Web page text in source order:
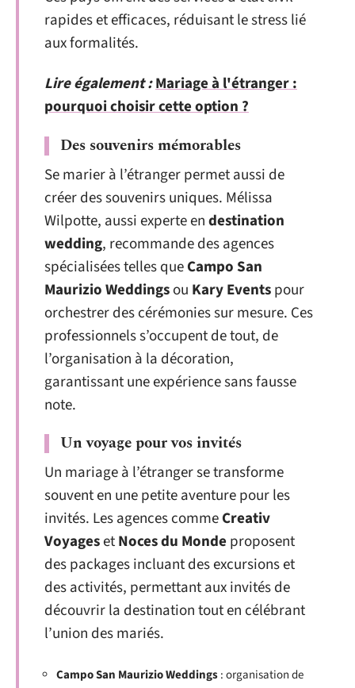
rapides et efficaces, réduisant le stress lié
aux formalités.
Lire également :Mariage à l'étranger :
pourquoi choisir cette option ?
Des souvenirs mémorables
Se marier à l’étranger permet aussi de
créer des souvenirs uniques. Mélissa
Wilpotte, aussi experte endestination
wedding, recommande des agences
spécialisées telles queCampo San
Maurizio Weddingsou Kary Eventspour
orchestrer des cérémonies sur mesure. Ces
professionnels s’occupent de tout, de
l’organisation à la décoration,
garantissant une expérience sans fausse
note.
Un voyage pour vos invités
Un mariage à l’étranger se transforme
souvent en une petite aventure pour les
invités. Les agences commeCreativ
VoyagesetNoces du Monde proposent
des packages incluant des excursions et
des activités, permettant aux invités de
découvrir la destination tout en célébrant
l’union des mariés.
Campo San Maurizio Weddings: organisation de